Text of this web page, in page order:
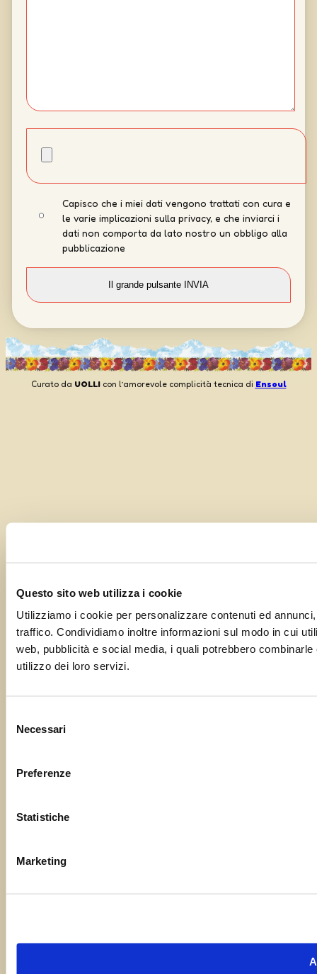
Questo sito web utilizza i cookie
Utilizziamo i cookie per personalizzare contenuti ed
traffico. Condividiamo inoltre informazioni sul modo in cui
web, pubblicità e social media, i quali potrebbero
utilizzo dei loro servizi.
delNecessari
Preferenze
Statistiche
Marketing
Capisco che i miei dati vengono trattati con cura e
le varie implicazioni sulla privacy, e che inviarci i
dati non comporta da lato nostro un obbligo alla
pubblicazione
Curato da UOLLIcon l’amorevole complicità tecnica di Ensoul